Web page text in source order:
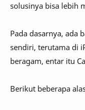
solusinya bisa lebih
Pada dasarnya, ada
sendiri, terutama di
beragam, entar itu
Berikut beberapa